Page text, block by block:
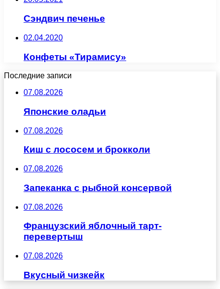
Сэндвич печенье
02.04.2020
Конфеты «Тирамису»
Последние записи
07.08.2026
Японские оладьи
07.08.2026
Киш с лососем и брокколи
07.08.2026
Запеканка с рыбной консервой
07.08.2026
Французский яблочный тарт-
перевертыш
07.08.2026
Вкусный чизкейк